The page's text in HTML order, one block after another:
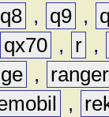
q8 , q9 ,
qx70 , r ,
,
ranger
,